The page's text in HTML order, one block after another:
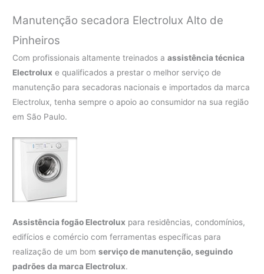
Manutenção secadora Electrolux Alto de
Pinheiros
Com profissionais altamente treinados aassistência técnica
Electrolux e qualificados a prestar o melhor serviço de
manutenção para secadoras nacionais e importados da marca
Electrolux, tenha sempre o apoio ao consumidor na sua região
em São Paulo.
Assistência fogão Electrolux para residências, condomínios,
edifícios e comércio com ferramentas específicas para
realização de um bomserviço de manutenção, seguindo
padrões da marca Electrolux.